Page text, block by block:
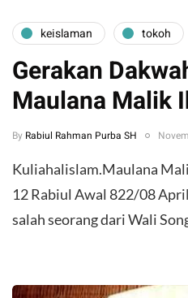
keislaman tokoh
Gerakan
Maulana Malik
By Rabiul Rahman Purba SH
Kuliahalislam.Maulana
12 Rabiul Awal 822/08
salah seorang dari Wali